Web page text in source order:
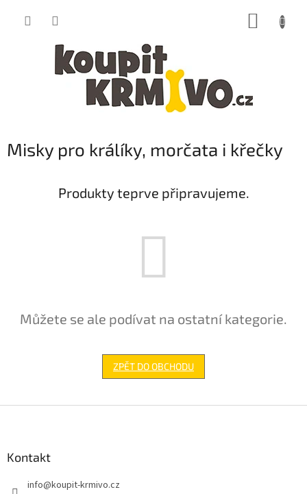
Misky pro králíky, morčata i křečky
Produkty teprve připravujeme.
Můžete se ale podívat na ostatní kategorie.
ZPĚT DO OBCHODU
Kontakt
info@koupit-krmivo.cz